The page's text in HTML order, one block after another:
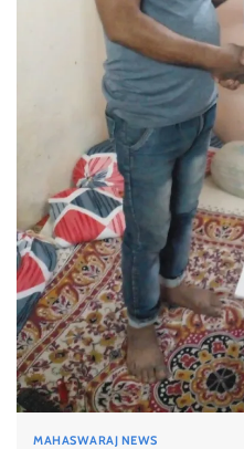
MAHASWARAJ NEWS